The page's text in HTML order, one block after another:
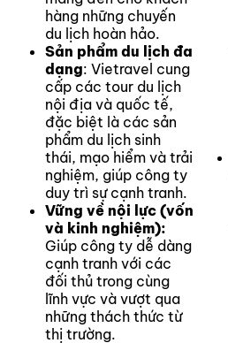
hàng những chuyến
du lịch hoàn hảo.
Sản phẩm du lịch đa
dạng: Vietravel cung
cấp các tour du lịch
nội địa và quốc tế,
đặc biệt là các sản
phẩm du lịch sinh
thái, mạo hiểm và trải
nghiệm, giúp công ty
duy trì sự cạnh tranh.
Vững về nội lực (vốn
và kinh nghiệm):
Giúp công ty dễ dàng
cạnh tranh với các
đối thủ trong cùng
lĩnh vực và vượt qua
những thách thức từ
thị trường.